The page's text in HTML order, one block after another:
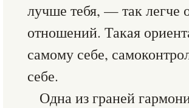
лучше тебя, — так легче
отношений. Такая
самому себе,
себе.
Одна из граней